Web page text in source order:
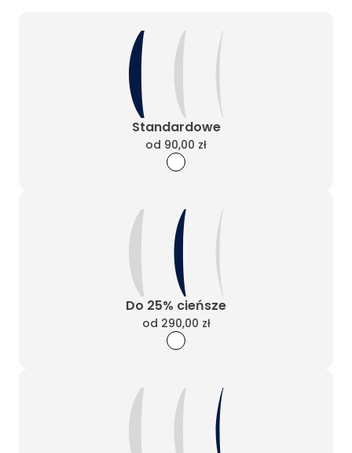
Standardowe
od 90,00 zł
Do 25% cieńsze
od 290,00 zł